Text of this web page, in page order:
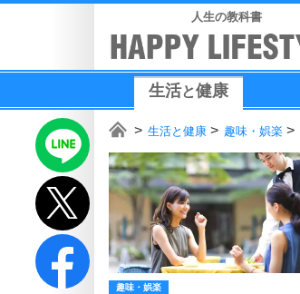
人生の教科書
生活と健康
生活と健康 趣味・娯楽
趣味・娯楽